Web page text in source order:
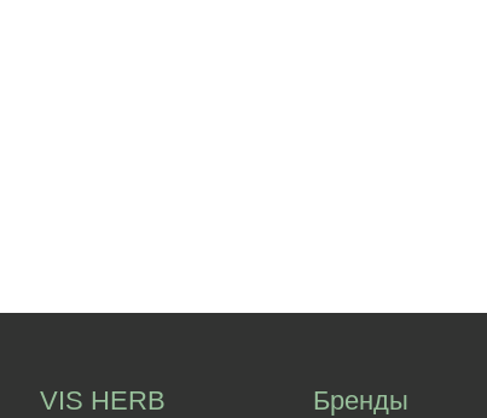
VIS HERB Бренды